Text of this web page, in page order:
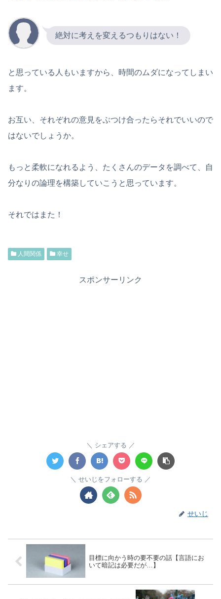
絶対に考えを変えるつもりはない！
と思っている人もいますから、時間のムダになってしまい
ます。
お互い、それぞれの意見をぶつけ合ったらそれでいいので
はないでしょうか。
もっと柔軟になれるよう、たくさんのデータを調べて、自
分なりの論理を構築していこうと思っています。
それではまた！
人間関係 幸せ
スポンサーリンク
シェアする
せいじをフォローする
せいじ
目標に向かう時の要不要の話【言語にお
いて暗記は必要だが…】